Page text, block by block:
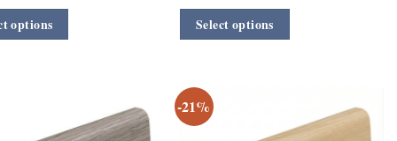
options Select options
-21%